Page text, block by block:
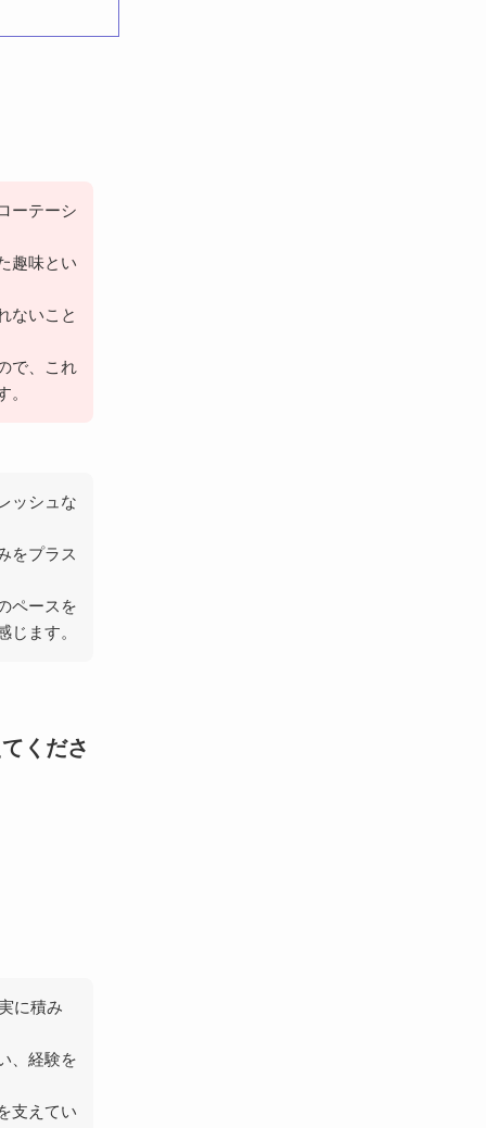
ーテーシ
趣味とい
ないこと
で、これ
。
ッシュな
をプラス
ペースを
ます。
くださ
に積み
、経験を
支えてい